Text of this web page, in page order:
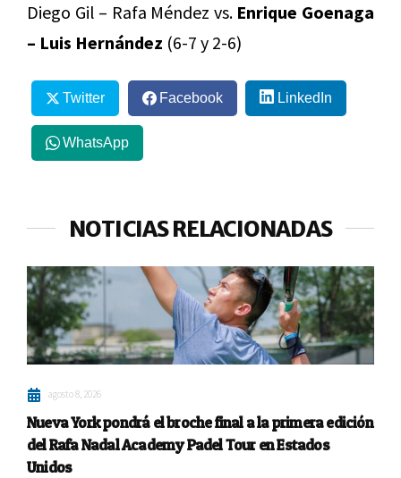
Diego Gil – Rafa Méndez vs. Enrique Goenaga
– Luis Hernández (6-7 y 2-6)
Twitter Facebook LinkedIn
WhatsApp
NOTICIAS RELACIONADAS
agosto 8, 2026
Nueva York pondrá el broche final a la primera edición
del Rafa Nadal Academy Padel Tour en Estados
Unidos